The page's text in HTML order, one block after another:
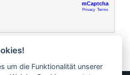
um die Funktionalität unserer